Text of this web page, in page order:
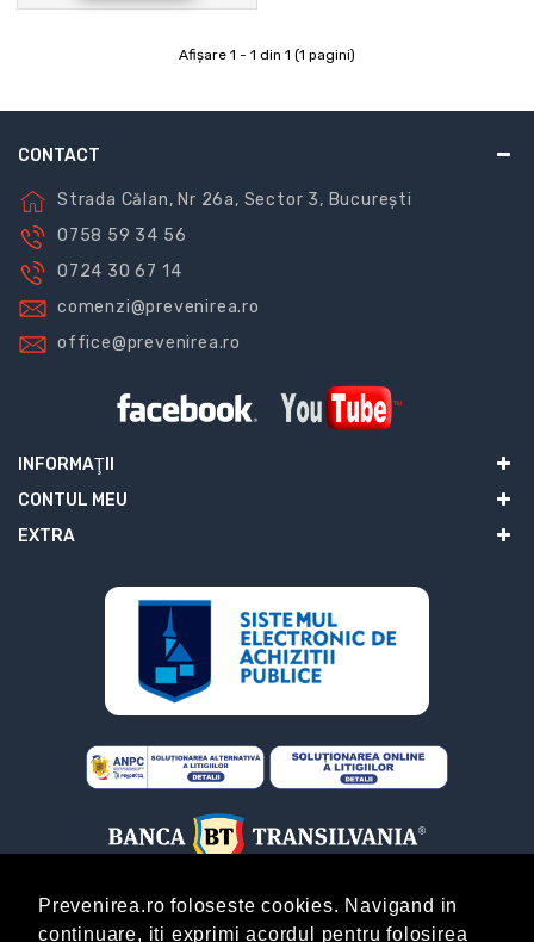
Prevenirea.ro foloseste cookies. Navigand in
continuare, iti exprimi acordul pentru folosirea
Afişare 1 - 1 din 1 (1 pagini)
CONTACT
Strada Călan, Nr 26a, Sector 3, București
0758 59 34 56
0724 30 67 14
comenzi@prevenirea.ro
office@prevenirea.ro
INFORMAŢII
CONTUL MEU
EXTRA